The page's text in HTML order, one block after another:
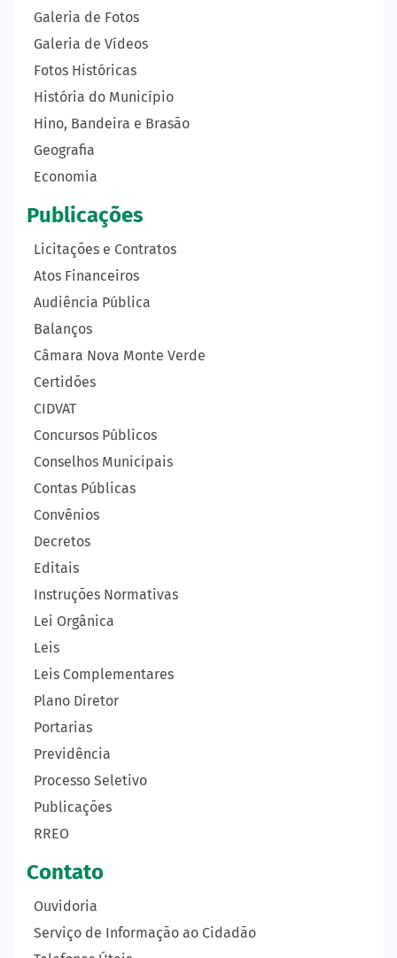
Galeria de Fotos
Galeria de Vídeos
Fotos Históricas
História do Município
Hino, Bandeira e Brasão
Geografia
Economia
Publicações
Licitações e Contratos
Atos Financeiros
Audiência Pública
Balanços
Câmara Nova Monte Verde
Certidões
CIDVAT
Concursos Públicos
Conselhos Municipais
Contas Públicas
Convênios
Decretos
Editais
Instruções Normativas
Lei Orgânica
Leis
Leis Complementares
Plano Diretor
Portarias
Previdência
Processo Seletivo
Publicações
RREO
Contato
Ouvidoria
Serviço de Informação ao Cidadão